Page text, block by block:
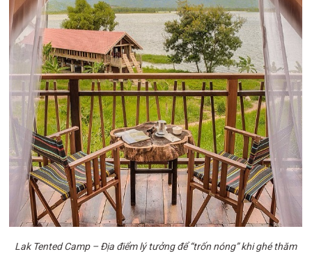
Lak Tented Camp – Địa điểm lý tưởng để “trốn nóng” khi ghé thăm